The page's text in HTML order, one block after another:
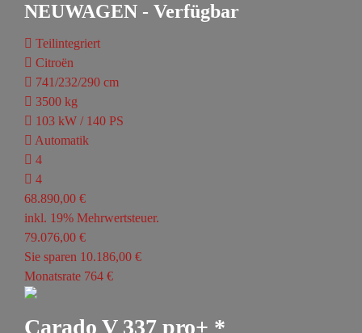
NEUWAGEN - Verfügbar
Teilintegriert
Citroën
741/232/290 cm
3500 kg
103 kW / 140 PS
Automatik
4
4
68.890,00 €
inkl. 19% Mehrwertsteuer.
79.076,00 €
Sie sparen 10.186,00 €
Monatsrate 764 €
Carado V 337 pro+ *